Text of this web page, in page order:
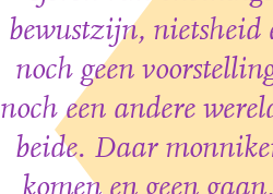
bewustzijn, nietsheid
noch geen
noch een andere
beide. Daar